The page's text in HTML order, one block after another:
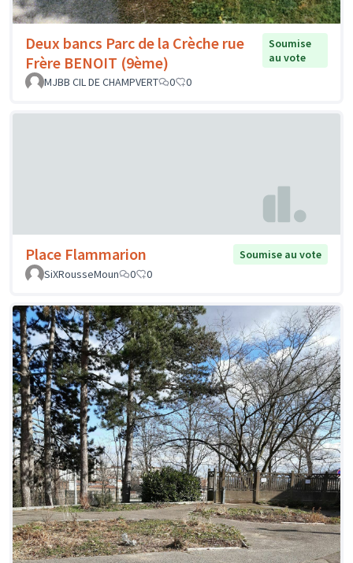
Deux bancs Parc de la Crèche rue
Frère BENOIT (9ème)
Soumise
au vote
MJBB CIL DE CHAMPVERT
0 0
Place Flammarion
Soumise au vote
SiXRousseMoun
0 0